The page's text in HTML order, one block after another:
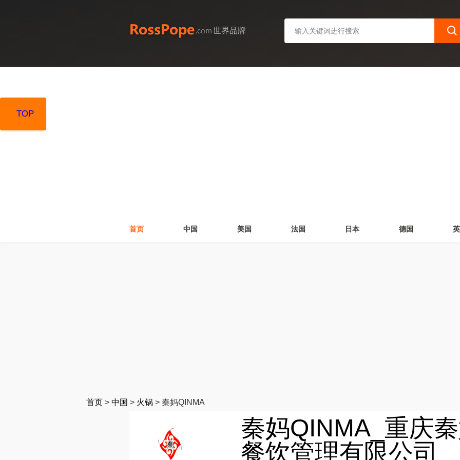
世界品牌
首页 中国 美国 法国 日本 德国
首页 > 中国 > 火锅 > 秦妈QINMA
秦妈QINMA_重庆
餐饮管理有限公司
TOP
TOP